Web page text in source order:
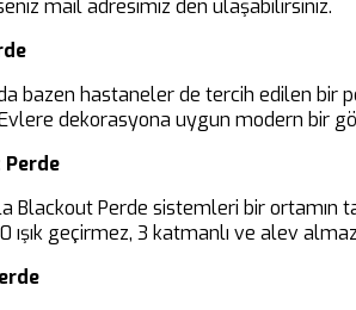
mail adresimiz den ulaşabilirsiniz.
bazen hastaneler de tercih edilen bir
dekorasyona uygun modern bir
Blackout Perde sistemleri bir ortamın
ışık geçirmez, 3 katmanlı ve alev